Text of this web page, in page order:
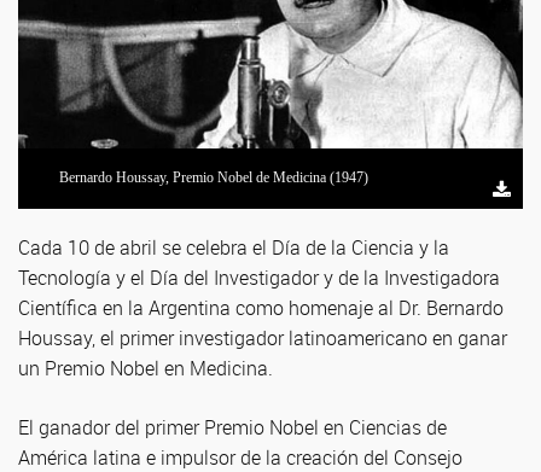
Bernardo Houssay, Premio Nobel de Medicina (1947)
Cada 10 de abril se celebra el Día de la Ciencia y la
Tecnología y el Día del Investigador y de la Investigadora
Científica en la Argentina como homenaje al Dr. Bernardo
Houssay, el primer investigador latinoamericano en ganar
un Premio Nobel en Medicina.
El ganador del primer Premio Nobel en Ciencias de
América latina e impulsor de la creación del Consejo